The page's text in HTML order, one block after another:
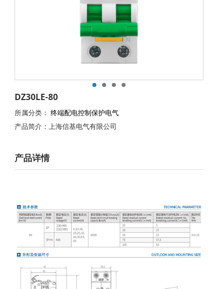
DZ30LE-80
所属分类： 终端配电控制保护电气
产品简介：上海信基电气有限公司
产品详情